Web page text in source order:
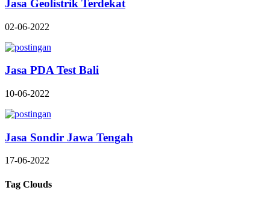
Jasa Geolistrik Terdekat
02-06-2022
Jasa PDA Test Bali
10-06-2022
Jasa Sondir Jawa Tengah
17-06-2022
Tag Clouds